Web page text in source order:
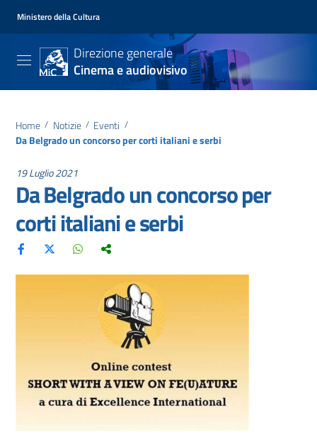
Ministero della Cultura
Direzione generale
Cinema e audiovisivo
Home / Notizie / Eventi /
Da Belgrado un concorso per corti italiani e serbi
19 Luglio 2021
Da Belgrado un concorso per
corti italiani e serbi